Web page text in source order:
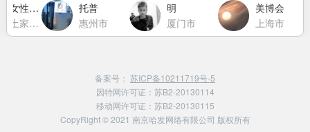
中国女性力量萧莉洁
恩施土家族苗族自治州
托普
惠州市
明
厦门市
美博会
上海市
备案号： 苏ICP备10211719号-5
因特网许可证：苏B2-20130114
移动网许可证：苏B2-20130115
CopyRight © 2021 南京哈发网络有限公司 版权所有